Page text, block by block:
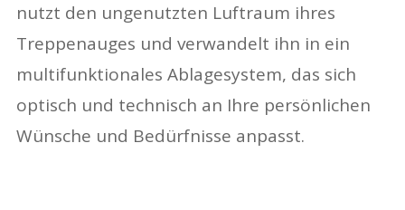
nutzt den ungenutzten Luftraum ihres
Treppenauges und verwandelt ihn in ein
multifunktionales Ablagesystem, das sich
optisch und technisch an Ihre persönlichen
Wünsche und Bedürfnisse anpasst.